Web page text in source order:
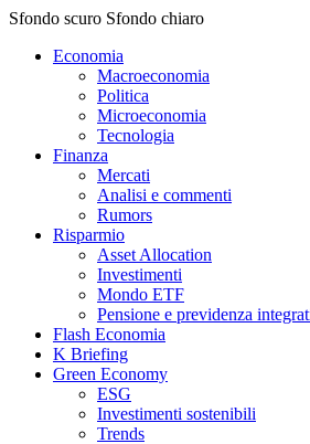
Sfondo scuro Sfondo chiaro
Economia
Macroeconomia
Politica
Microeconomia
Tecnologia
Finanza
Mercati
Analisi e commenti
Rumors
Risparmio
Asset Allocation
Investimenti
Mondo ETF
Pensione e previdenza
Flash Economia
K Briefing
Green Economy
ESG
Investimenti sostenibili
Trends